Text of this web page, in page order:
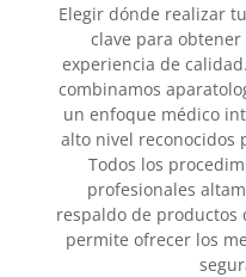
Elegir dónde realizar
clave para
experiencia de
combinamos
un enfoque médico
alto nivel reconocidos
Todos los
profesionales
respaldo de productos
permite ofrecer los